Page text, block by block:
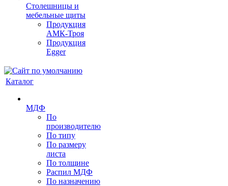
Столешницы и
мебельные щиты
Продукция
АМК-Троя
Продукция
Egger
Каталог
МДФ
По
производителю
По типу
По размеру
листа
По толщине
Распил МДФ
По назначению